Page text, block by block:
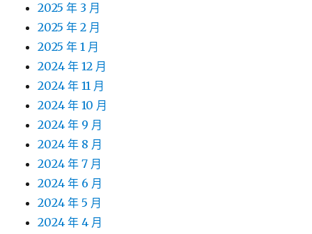
2025 年 3 月
2025 年 2 月
2025 年 1 月
2024 年 12 月
2024 年 11 月
2024 年 10 月
2024 年 9 月
2024 年 8 月
2024 年 7 月
2024 年 6 月
2024 年 5 月
2024 年 4 月